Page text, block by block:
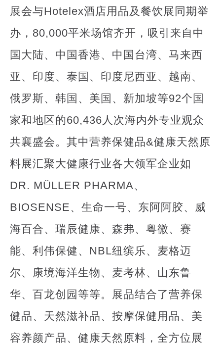
展会与Hotelex酒店用品及餐饮展同期举
办，80,000平米场馆齐开，吸引来自中
国大陆、中国香港、中国台湾、马来西
亚、印度、泰国、印度尼西亚、越南、
俄罗斯、韩国、美国、新加坡等92个国
家和地区的60,436人次海内外专业观众
共襄盛会。其中营养保健品&健康天然原
料展汇聚大健康行业各大领军企业如
DR. MÜLLER PHARMA、
BIOSENSE、生命一号、东阿阿胶、威
海百合、瑞辰健康、森弗、粤微、赛
能、利伟保健、NBL纽缤乐、麦格迈
尔、康境海洋生物、麦考林、山东鲁
华、百龙创园等等。展品结合了营养保
健品、天然滋补品、按摩保健用品、美
容养颜产品、健康天然原料，全方位展